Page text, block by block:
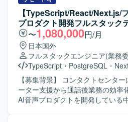
見を深めつつ、企画・設計から
できるポジションです。 【開発環境】 Next.jsやLaravelを
中心としたWebアプリケーション
種サービスを活用したシステム構
技術なども用いながら、AI関連の
機能開発を行っております。
監視運用、Webシステム開発環
Serverの保守運用などを行っていただき
物像】 主体的に課題解決へ取り組
つつ周囲と連携しながら業務を推
に積極的にチャレンジできる方を求めて
ョンの魅力】 複数のクラウドプラ
バー運用や監視運用、デプロイ業
築から運用まで一貫した経験を
す。大規模なシステム基盤の運用
技術に触れながらスキルアップを
【TypeScript/React/Next.js/
プロダクト開発フルスタック
〜1,080,000円/月
日本国外
フルスタックエンジニア(業務
TypeScript ・ PostgreSQL ・
【募集背景】 コンタクトセンタ
ーター支援から通話後業務の効率
AI音声プロダクトを開発している